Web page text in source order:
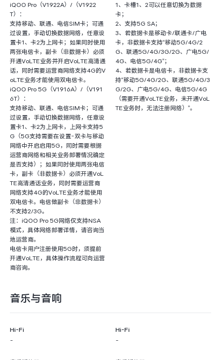
iQOO Pro（V1922A）/（V1922
T）：
支持移动、联通、电信SIM卡；可通
过设置，手动切换数据网络，任意设
置卡1、卡2为上网卡；如果同时使用
两张电信卡，副卡（非数据卡）必须
开通VoLTE业务并开启VoLTE高清通
话，同时需要运营商网络支持4G的V
oLTE业务才能使用双电信卡。
iQOO Pro 5G（V1916A）/（V191
6T）：
支持移动、联通、电信SIM卡；可通
过设置，手动切换数据网络，任意设
置卡1、卡2为上网卡，上网卡支持5
G（5G支持需要在设置-双卡与移动
网络中开启启用5G，同时需要根据
运营商网络和相关业务部署情况确定
是否支持）；如果同时使用两张电信
卡，副卡（非数据卡）必须开通VoL
TE高清通话业务，同时需要运营商
网络支持4G的VoLTE业务才能使用
双电信卡。电信做副卡（非数据卡）
不支持2/3G。
注：iQOO Pro 5G网络仅支持NSA
模式，具体网络部署详情，请咨询当
地运营商。
电信卡用户注册使用5G时，须提前
开通VoLTE，具体操作流程可向运营
商咨询。
1、卡槽1、2可以任意切换为数据
卡；
2、支持5G SA；
3、若数据卡是移动卡/联通卡/广电
卡，非数据卡支持“移动5G/4G/2
G、联通5G/4G/3G/2G、广电5G/
4G、电信5G/4G”；
4、若数据卡是电信卡，非数据卡支
持“移动5G/4G/2G、联通5G/4G/3
G/2G、广电5G/4G、电信5G/4G
（需要开通VoLTE业务，未开通VoL
TE业务时，无法注册网络）”。
音乐与音响
Hi-Fi
-
Hi-Fi
-